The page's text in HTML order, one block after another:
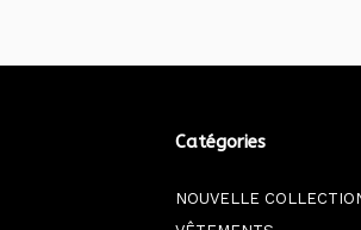
Catégories
NOUVELLE